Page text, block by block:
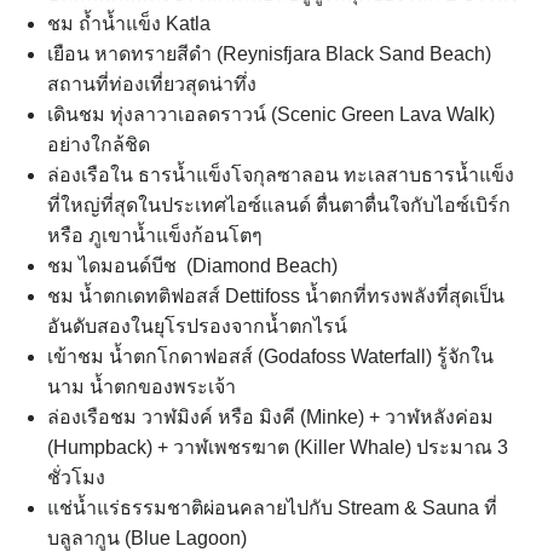
ชม ถ้ำน้ำแข็ง Katla
เยือน หาดทรายสีดำ (Reynisfjara Black Sand Beach)
สถานที่ท่องเที่ยวสุดน่าทึ่ง
เดินชม ทุ่งลาวาเอลดราวน์ (Scenic Green Lava Walk)
อย่างใกล้ชิด
ล่องเรือใน ธารน้ำแข็งโจกุลซาลอน ทะเลสาบธารน้ำแข็ง
ที่ใหญ่ที่สุดในประเทศไอซ์แลนด์ ตื่นตาตื่นใจกับไอซ์เบิร์ก
หรือ ภูเขาน้ำแข็งก้อนโตๆ
ชม ไดมอนด์บีช (Diamond Beach)
ชม น้ำตกเดทติฟอสส์ Dettifoss น้ำตกที่ทรงพลังที่สุดเป็น
อันดับสองในยุโรปรองจากน้ำตกไรน์
เข้าชม น้ำตกโกดาฟอสส์ (Godafoss Waterfall) รู้จักใน
นาม น้ำตกของพระเจ้า
ล่องเรือชม วาฬมิงค์ หรือ มิงคี (Minke) + วาฬหลังค่อม
(Humpback) + วาฬเพชรฆาต (Killer Whale) ประมาณ 3
ชั่วโมง
แช่น้ำแร่ธรรมชาติผ่อนคลายไปกับ Stream & Sauna ที่
บลูลากูน (Blue Lagoon)